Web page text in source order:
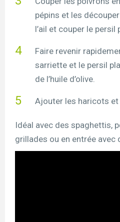
pépins et les
l’ail et couper le persil
Faire revenir
sarriette et le persil
de l’huile d’olive.
Ajouter les haricots et
Idéal avec des spaghettis,
grillades ou en entrée avec